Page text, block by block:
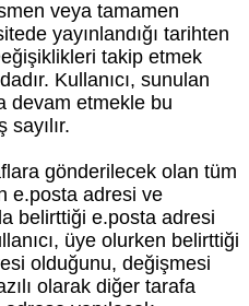
veya tamamen
yayınlandığı tarihten
takip etmek
Kullanıcı, sunulan
devam etmekle bu
gönderilecek olan tüm
e.posta adresi ve
belirttiği e.posta adresi
üye olurken belirttiği
olduğunu, değişmesi
olarak diğer tarafa